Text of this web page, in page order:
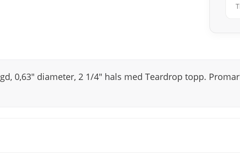
0,63" diameter, 2 1/4" hals med Teardrop topp.